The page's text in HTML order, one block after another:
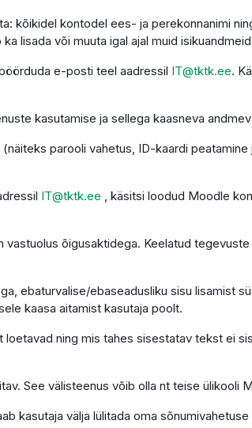
kõikidel kontodel ees- ja perekonnanimi
lisada või muuta igal ajal muid
e-posti teel aadressil IT@tktk.ee.
kasutamise ja sellega kaasneva
parooli vahetus, ID-kaardi
IT@tktk.ee , käsitsi loodud Moodle
õigusaktidega. Keelatud
ebaturvalise/ebaseadusliku sisu lisamist
kaasa aitamist kasutaja poolt.
ning mis tahes sisestatav tekst ei
See välisteenus võib olla nt teise ülikooli
kasutaja välja lülitada oma